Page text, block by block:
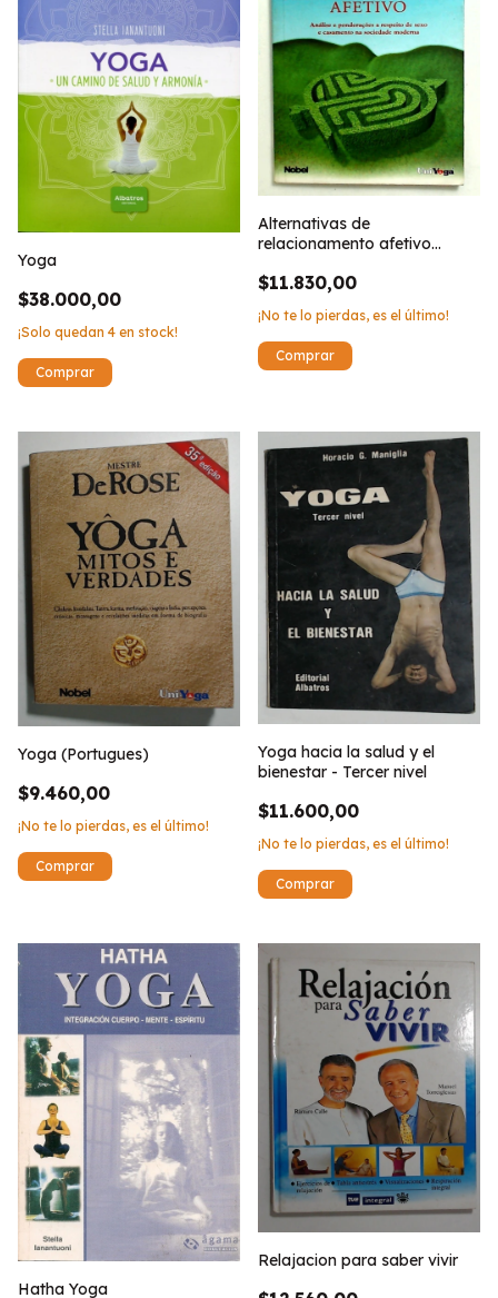
Yoga
$38.000,00
¡Solo quedan 4 en stock!
Alternativas de
relacionamento afetivo
$11.830,00
¡No te lo pierdas, es el último!
Yoga (Portugues)
$9.460,00
¡No te lo pierdas, es el último!
Yoga hacia la salud y el
bienestar - Tercer nivel
$11.600,00
¡No te lo pierdas, es el último!
Hatha Yoga
Relajacion para saber vivir